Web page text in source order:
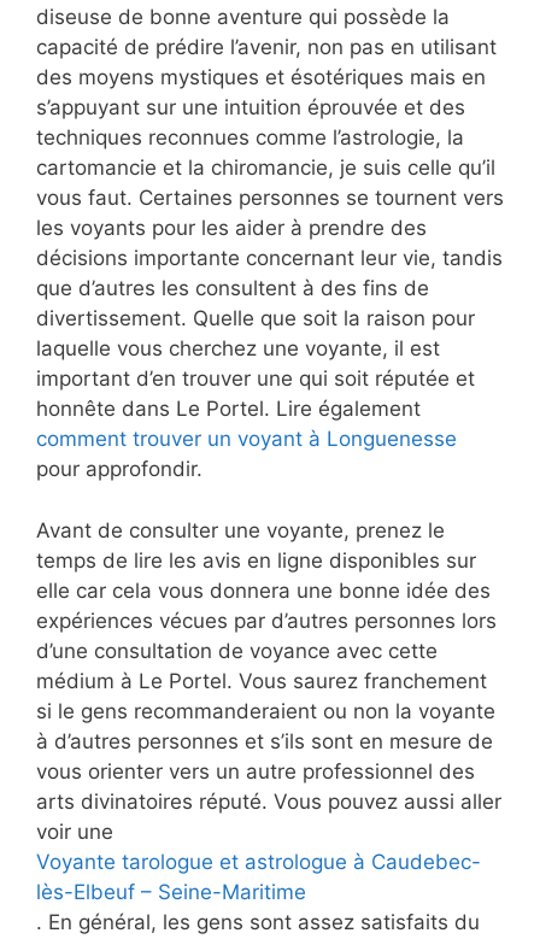
diseuse de bonne aventure qui possède la
capacité de prédire l’avenir, non pas en utilisant
des moyens mystiques et ésotériques mais en
s’appuyant sur une intuition éprouvée et des
techniques reconnues comme l’astrologie, la
cartomancie et la chiromancie, je suis celle qu’il
vous faut. Certaines personnes se tournent vers
les voyants pour les aider à prendre des
décisions importante concernant leur vie, tandis
que d’autres les consultent à des fins de
divertissement. Quelle que soit la raison pour
laquelle vous cherchez une voyante, il est
important d’en trouver une qui soit réputée et
honnête dans Le Portel. Lire également
comment trouver un voyant à Longuenesse
pour approfondir.
Avant de consulter une voyante, prenez le
temps de lire les avis en ligne disponibles sur
elle car cela vous donnera une bonne idée des
expériences vécues par d’autres personnes lors
d’une consultation de voyance avec cette
médium à Le Portel. Vous saurez franchement
si le gens recommanderaient ou non la voyante
à d’autres personnes et s’ils sont en mesure de
vous orienter vers un autre professionnel des
arts divinatoires réputé. Vous pouvez aussi aller
voir une
Voyante tarologue et astrologue à Caudebec-
lès-Elbeuf – Seine-Maritime
. En général, les gens sont assez satisfaits du